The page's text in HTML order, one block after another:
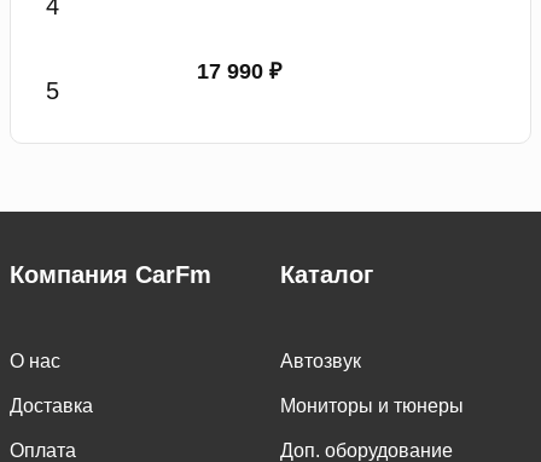
17 990 ₽
Компания CarFm
О нас
Доставка
Оплата
Каталог
Автозвук
Мониторы и тюнеры
Доп. оборудование